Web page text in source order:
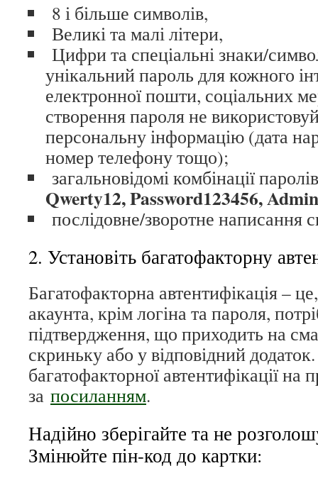
8 і більше символів,
Великі та малі літери,
Цифри та спеціальні знаки/
унікальний пароль для кожного
електронної пошти, соціальних
створення пароля не
персональну інформацію (дата
номер телефону тощо);
загальновідомі комбінації паролів
Qwerty12, Password123456,
послідовне/зворотне написання
2. Установіть багатофакторну
Багатофакторна автентифікація –
акаунта, крім логіна та пароля,
підтвердження, що приходить на
скриньку або у відповідний
багатофакторної автентифікації на
за посиланням.
Надійно зберігайте та не
Змінюйте пін-код до картки: